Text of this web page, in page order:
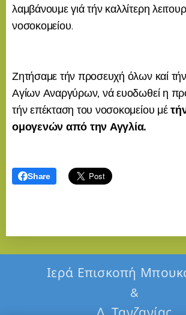
λαμβάνουμε γιά τήν καλλίτερη
νοσοκομείου.
Ζητήσαμε τήν προσευχή όλων καί
Αγίων Αναργύρων, νά ευοδωθεί η
τήν επέκταση του νοσοκομείου μέ
ομογενών από την Αγγλία.
Share
Ιερά Επισκοπή
&